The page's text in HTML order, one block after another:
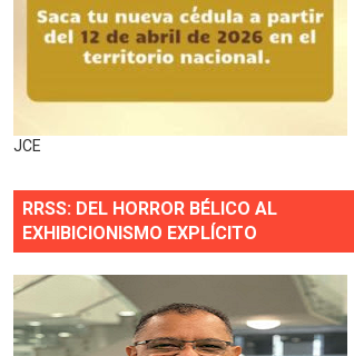
de Justicia.
gobierno
primera mujer presidente de la
horas después
Norte
por apagones en Cayenas y
JCE
RRSS: DEL HORROR BÉLICO AL
EXHIBICIONISMO EXPLÍCITO